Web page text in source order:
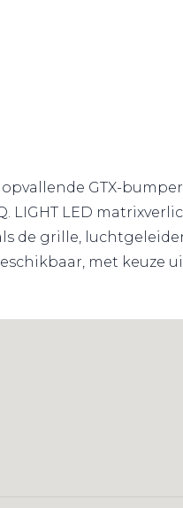
GTX-
LED
de grille,
met keuze